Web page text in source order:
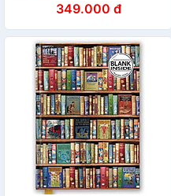
349.000 đ